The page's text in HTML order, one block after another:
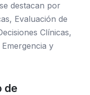
destacan por
Evaluación de
Clínicas,
y
de